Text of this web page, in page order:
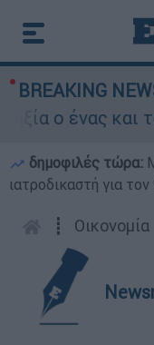
BREAKING
και τον
δημοφιλές τώρα:
ιατροδικαστή για
┋ Οικονομία